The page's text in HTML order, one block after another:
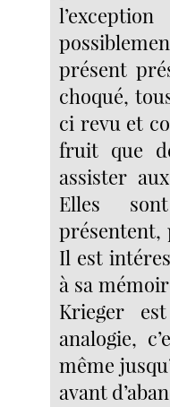
présent
choqué,
ci revu et
fruit que
assister
Elles
présentent,
Il est
à sa
Krieger
analogie,
même
avant